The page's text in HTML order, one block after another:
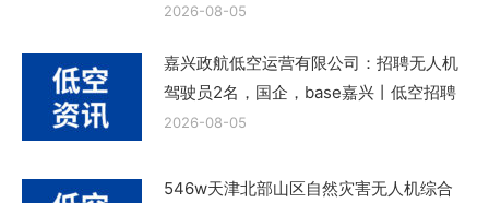
2026-08-05
嘉兴政航低空运营有限公司：招聘无人机
驾驶员2名，国企，base嘉兴丨低空招聘
2026-08-05
546w天津北部山区自然灾害无人机综合